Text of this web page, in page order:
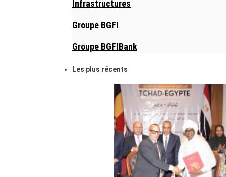
Infrastructures
Groupe BGFI
Groupe BGFIBank
Les plus récents